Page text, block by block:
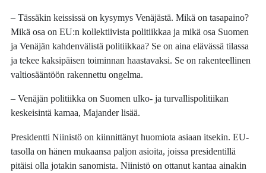
– Tässäkin keississä on kysymys Venäjästä. Mikä on tasapaino?
Mikä osa on EU:n kollektiivista politiikkaa ja mikä osa Suomen
ja Venäjän kahdenvälistä politiikkaa? Se on aina elävässä tilassa
ja tekee kaksipäisen toiminnan haastavaksi. Se on rakenteellinen
valtiosääntöön rakennettu ongelma.
– Venäjän politiikka on Suomen ulko- ja turvallispolitiikan
keskeisintä kamaa, Majander lisää.
Presidentti Niinistö on kiinnittänyt huomiota asiaan itsekin. EU-
tasolla on hänen mukaansa paljon asioita, joissa presidentillä
pitäisi olla jotakin sanomista. Niinistö on ottanut kantaa ainakin